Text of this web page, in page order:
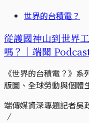
世界的台積電？
從護國神山到世界
嗎？｜端聞
《世界的台積電？》
版圖、全球勞動與個體
端傳媒資深專題記者吳